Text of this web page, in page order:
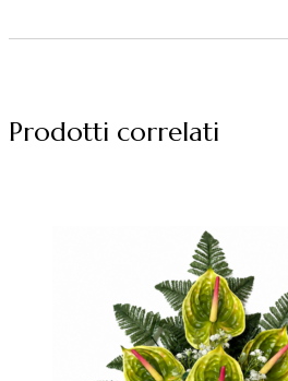
Prodotti correlati